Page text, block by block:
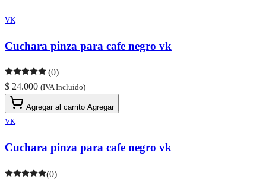
VK
Cuchara pinza para cafe negro vk
(0)
$ 24.000 (IVA Incluido)
Agregar al carrito Agregar
VK
Cuchara pinza para cafe negro vk
(0)